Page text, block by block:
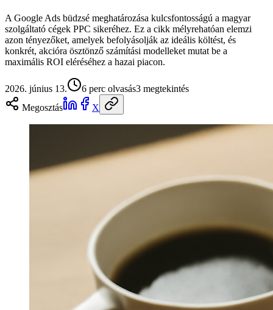
A Google Ads büdzsé meghatározása kulcsfontosságú a magyar
szolgáltató cégek PPC sikeréhez. Ez a cikk mélyrehatóan elemzi
azon tényezőket, amelyek befolyásolják az ideális költést, és
konkrét, akcióra ösztönző számítási modelleket mutat be a
maximális ROI eléréséhez a hazai piacon.
2026. június 13. 6 perc olvasás3 megtekintés
Megosztás
X